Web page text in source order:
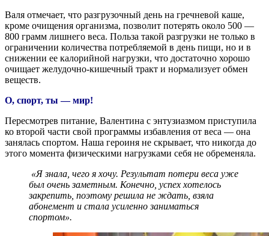
Валя отмечает, что разгрузочный день на гречневой каше,
кроме очищения организма, позволит потерять около 500 —
800 грамм лишнего веса. Польза такой разгрузки не только в
ограничении количества потребляемой в день пищи, но и в
снижении ее калорийной нагрузки, что достаточно хорошо
очищает желудочно-кишечный тракт и нормализует обмен
веществ.
О, спорт, ты — мир!
Пересмотрев питание, Валентина с энтузиазмом приступила
ко второй части свой программы избавления от веса — она
занялась спортом. Наша героиня не скрывает, что никогда до
этого момента физическими нагрузками себя не обременяла.
«Я знала, чего я хочу. Результат потери веса уже
был очень заметным. Конечно, успех хотелось
закрепить, поэтому решила не ждать, взяла
абонемент и стала усиленно заниматься
спортом».